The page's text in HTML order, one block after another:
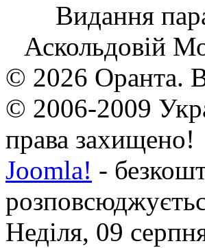
Видання
Аскольдовій
© 2026 Оранта.
© 2006-2009
права захищено!
Joomla! -
Неділя, 09